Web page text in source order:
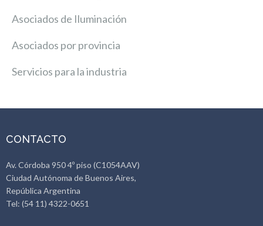
Asociados de Iluminación
Asociados por provincia
Servicios para la industria
CONTACTO
Av. Córdoba 950 4º piso (C1054AAV)
Ciudad Autónoma de Buenos Aires,
República Argentina
Tel: (54 11) 4322-0651